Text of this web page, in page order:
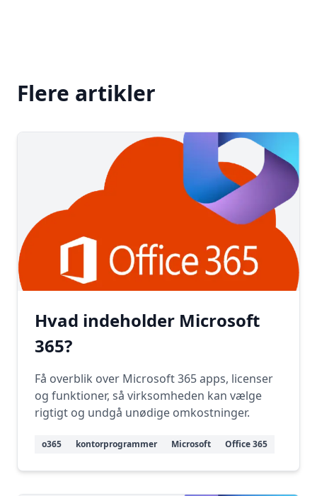
Flere artikler
Hvad indeholder Microsoft
365?
Få overblik over Microsoft 365 apps, licenser
og funktioner, så virksomheden kan vælge
rigtigt og undgå unødige omkostninger.
o365 kontorprogrammer Microsoft Office 365